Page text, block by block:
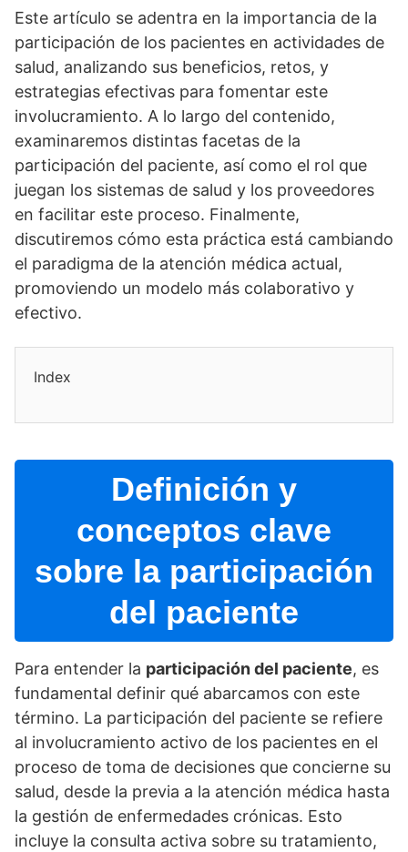
Este artí­culo se adentra en la importancia de la
participación de los pacientes en actividades de
salud, analizando sus beneficios, retos, y
estrategias efectivas para fomentar este
involucramiento. A lo largo del contenido,
examinaremos distintas facetas de la
participación del paciente, así­ como el rol que
juegan los sistemas de salud y los proveedores
en facilitar este proceso. Finalmente,
discutiremos cómo esta práctica está cambiando
el paradigma de la atención médica actual,
promoviendo un modelo más colaborativo y
efectivo.
Index
Definición y
conceptos clave
sobre la participación
del paciente
Para entender la participación del paciente, es
fundamental definir qué abarcamos con este
término. La participación del paciente se refiere
al involucramiento activo de los pacientes en el
proceso de toma de decisiones que concierne su
salud, desde la previa a la atención médica hasta
la gestión de enfermedades crónicas. Esto
incluye la consulta activa sobre su tratamiento,